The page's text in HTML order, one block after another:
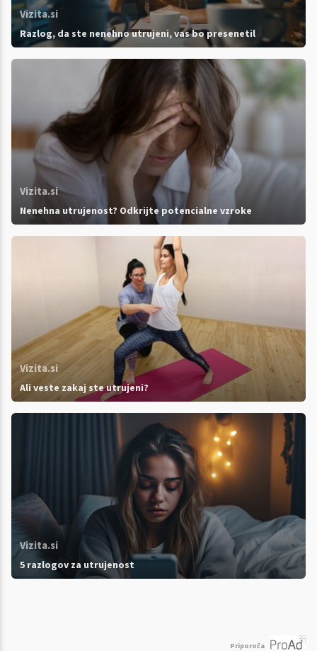
Vizita.si
Razlog, da ste nenehno utrujeni, vas bo presenetil
Vizita.si
Nenehna utrujenost? Odkrijte potencialne vzroke
Vizita.si
Ali veste zakaj ste utrujeni?
Vizita.si
5 razlogov za utrujenost
Priporoča